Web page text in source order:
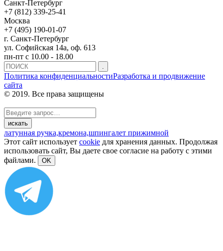
Санкт-Петербург
+7 (812) 339-25-41
Москва
+7 (495) 190-01-07
г. Санкт-Петербург
ул. Софийская 14а, оф. 613
пн-пт с 10.00 - 18.00
Политика конфиденциальностиРазработка и продвижение
сайта
© 2019. Все права защищены
латунная ручка,кремона,шпингалет прижимной
Этот сайт использует cookie для хранения данных. Продолжая
использовать сайт, Вы даете свое согласие на работу с этими
файлами.
OK